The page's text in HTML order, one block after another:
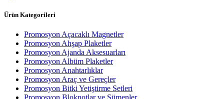
Ürün Kategorileri
Promosyon Açacaklı Magnetler
Promosyon Ahşap Plaketler
Promosyon Ajanda Aksesuarları
Promosyon Albüm Plaketler
Promosyon Anahtarlıklar
Promosyon Araç ve Gereçler
Promosyon Bitki Yetiştirme Setleri